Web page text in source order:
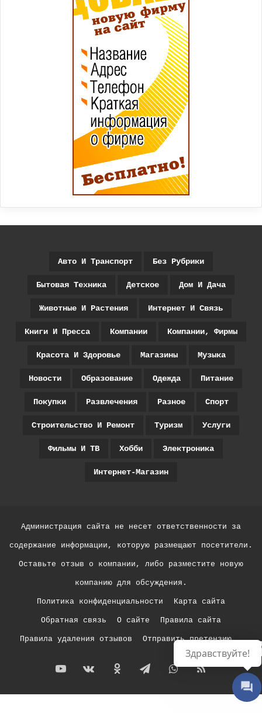
Авто И Транспорт Без Рубрики
Бытовая Техника Детское Дом И Дача
Животные И Растения Интернет И Связь
Книги И Пресса Компании Компании, Фирмы
Красота И Здоровье Магазины Музыка
Новости Образование Одежда Питание
Покупки Развлечения Разное Спорт
Строительство И Ремонт Туризм Услуги
Фильмы И ТВ Хобби Электроника
Интернет-Магазин
Администрация сайта не несет ответственности за
содержание информации, которую размещают посетители.
Оставьте отзыв о компании, либо разместите новую
компанию для обсуждения.
Политика конфиденциальности Карта сайта
Обратная связь О сайте Правила сайта
Правила удаления отзывов
Отправить претензию
YouTubevk.comОдноклассники
TelegramWhatsApp
RSS
Здравствуйте!